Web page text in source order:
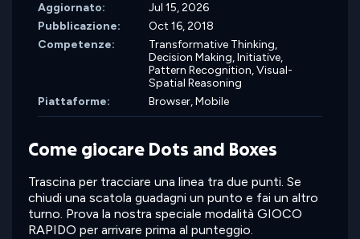
Aggiornato:
Jul 15, 2026
Pubblicazione:
Oct 16, 2018
Competenze:
Transformative Thinking,
Decision Making,Initiative,
Pattern Recognition,Visual-
Spatial Reasoning
Piattaforme:
Browser, Mobile
Come giocare Dots and Boxes
Trascina per tracciare una linea tra due punti. Se
chiudi una scatola guadagni un punto e fai un altro
turno. Prova la nostra speciale modalità GIOCO
RAPIDO per arrivare prima al punteggio.